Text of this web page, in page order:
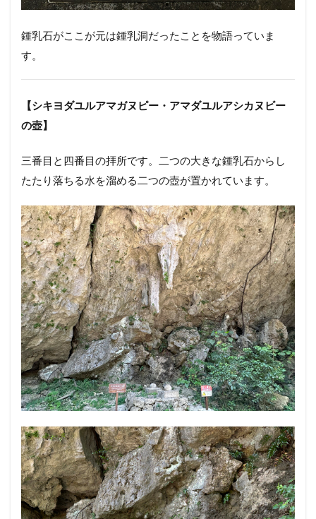
鍾乳石がここが元は鍾乳洞だったことを物語っていま
す。
【シキヨダユルアマガヌピー・アマダユルアシカヌビー
の壺】
三番目と四番目の拝所です。二つの大きな鍾乳石からし
たたり落ちる水を溜める二つの壺が置かれています。